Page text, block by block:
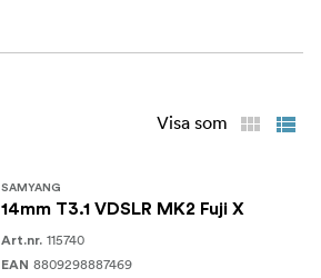
Visa som
SAMYANG
14mm T3.1 VDSLR MK2 Fuji X
Art.nr. 115740
EAN 8809298887469